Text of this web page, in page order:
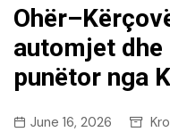
automjet dhe
punëtor nga
June 16, 2026